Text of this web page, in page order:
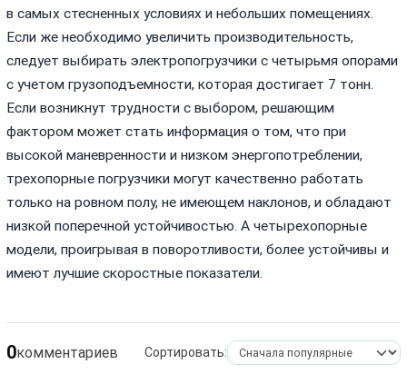
в самых стесненных условиях и небольших помещениях.
Если же необходимо увеличить производительность,
следует выбирать электропогрузчики с четырьмя опорами
с учетом грузоподъемности, которая достигает 7 тонн.
Если возникнут трудности с выбором, решающим
фактором может стать информация о том, что при
высокой маневренности и низком энергопотреблении,
трехопорные погрузчики могут качественно работать
только на ровном полу, не имеющем наклонов, и обладают
низкой поперечной устойчивостью. А четырехопорные
модели, проигрывая в поворотливости, более устойчивы и
имеют лучшие скоростные показатели.
0комментариев Сортировать: